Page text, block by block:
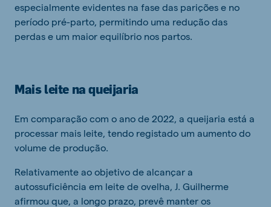
especialmente evidentes na fase das parições e no
período pré-parto, permitindo uma redução das
perdas e um maior equilíbrio nos partos.
Mais leite na queijaria
Em comparação com o ano de 2022, a queijaria está a
processar mais leite, tendo registado um aumento do
volume de produção.
Relativamente ao objetivo de alcançar a
autossuficiência em leite de ovelha, J. Guilherme
afirmou que, a longo prazo, prevê manter os